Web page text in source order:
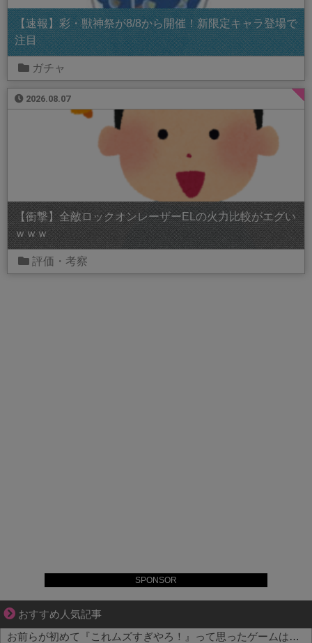
SPONSOR
【速報】彩・獣神祭が8/8から開催！新限定キャラ登場で
注目
ガチャ
2026.08.07
【衝撃】全敵ロックオンレーザーELの火力比較がエグい
ｗｗｗ
評価・考察
おすすめ人気記事
大変だけど幸せ。等身大の子育て物語。
お前らが初めて『これムズすぎやろ！』って思ったゲームは何？